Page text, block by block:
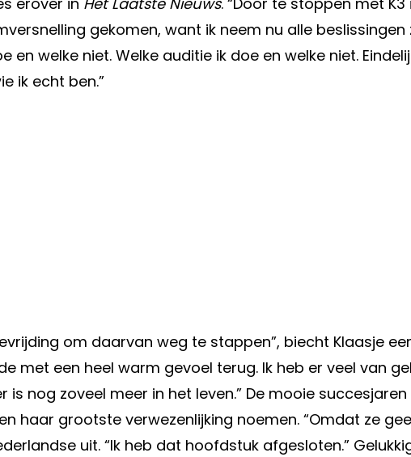
gekomen, want ik neem nu alle beslissingen
en welke niet. Welke auditie ik doe en welke niet.
ik echt ben.”
om daarvan weg te stappen”, biecht Klaasje
met een heel warm gevoel terug. Ik heb er veel van
is nog zoveel meer in het leven.” De mooie succesjaren
haar grootste verwezenlijking noemen. “Omdat ze
uit. “Ik heb dat hoofdstuk afgesloten.”